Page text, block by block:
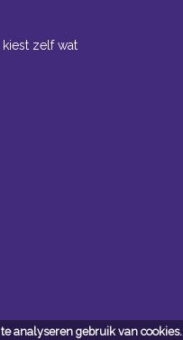
analyseren gebruik van cookies.
zelf wat